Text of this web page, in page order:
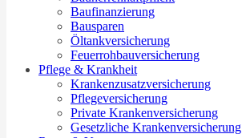
Baufinanzierung
Bausparen
Öltankversicherung
Feuerrohbauversicherung
Pflege & Krankheit
Krankenzusatzversicherung
Pflegeversicherung
Private Krankenversicherung
Gesetzliche Krankenversicherung